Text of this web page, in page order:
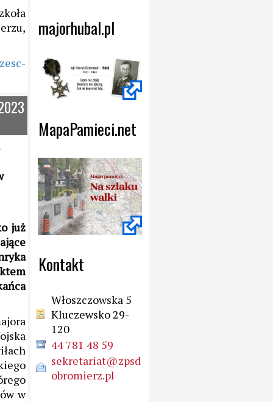
już
w
majorhubal.pl
MapaPamieci.net
Kontakt
Włoszczowska 5
Kluczewsko 29-
120
44 781 48 59
sekretariat@zpsd
obromierz.pl